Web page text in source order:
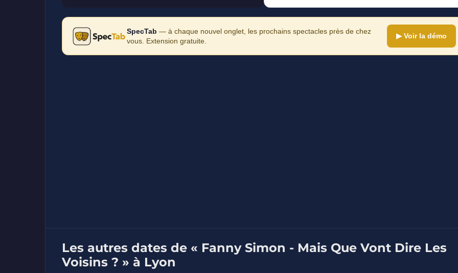
SpecTab — à chaque nouvel onglet, les prochains spectacles près de chez
vous. Extension gratuite.
▶ Voir la démo
Les autres dates de « Fanny Simon - Mais Que Vont Dire Les
Voisins ? » à Lyon